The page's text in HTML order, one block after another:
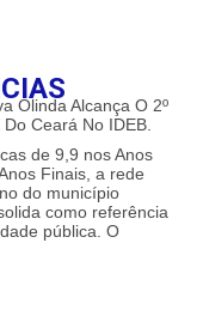
Olinda Alcança O 2º
Ceará No IDEB.
de 9,9 nos Anos
Finais, a rede
do município
como referência
pública. O